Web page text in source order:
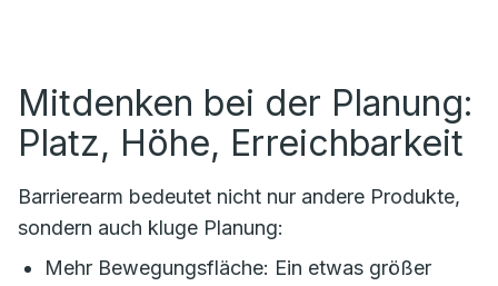
Mitdenken bei der Planung:
Platz, Höhe, Erreichbarkeit
Barrierearm bedeutet nicht nur andere Produkte,
sondern auch kluge Planung:
Mehr Bewegungsfläche: Ein etwas größer